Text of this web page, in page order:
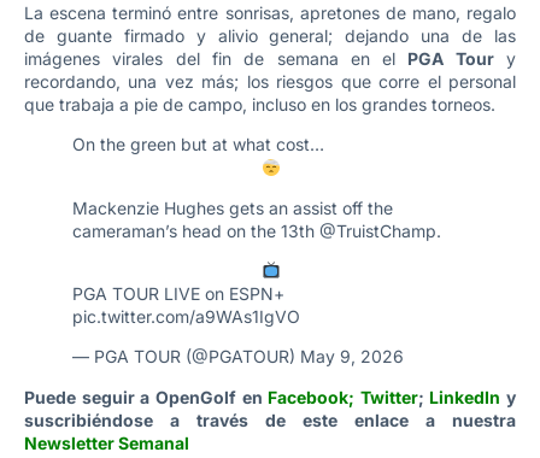
La escena terminó entre sonrisas, apretones de mano, regalo
de guante firmado y alivio general; dejando una de las
imágenes virales del fin de semana en el PGA Toury
recordando, una vez más; los riesgos que corre el personal
que trabaja a pie de campo, incluso en los grandes torneos.
On the green but at what cost…
Mackenzie Hughes gets an assist off the
cameraman’s head on the 13th @TruistChamp.
PGA TOUR LIVE on ESPN+
pic.twitter.com/a9WAs1IgVO
— PGA TOUR (@PGATOUR) May 9, 2026
Puede seguir a OpenGolf en Facebook; Twitter; LinkedIn y
suscribiéndose a través de este enlace a nuestra
Newsletter Semanal